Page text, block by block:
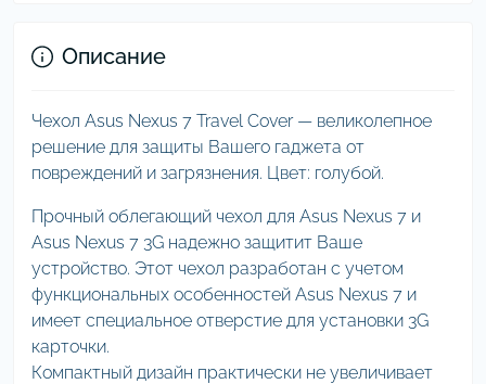
Описание
Чехол Asus Nexus 7 Travel Cover — великолепное
решение для защиты Вашего гаджета от
повреждений и загрязнения. Цвет: голубой.
Прочный облегающий чехол для Asus Nexus 7 и
Asus Nexus 7 3G надежно защитит Ваше
устройство. Этот чехол разработан с учетом
функциональных особенностей Asus Nexus 7 и
имеет специальное отверстие для установки 3G
карточки.
Компактный дизайн практически не увеличивает